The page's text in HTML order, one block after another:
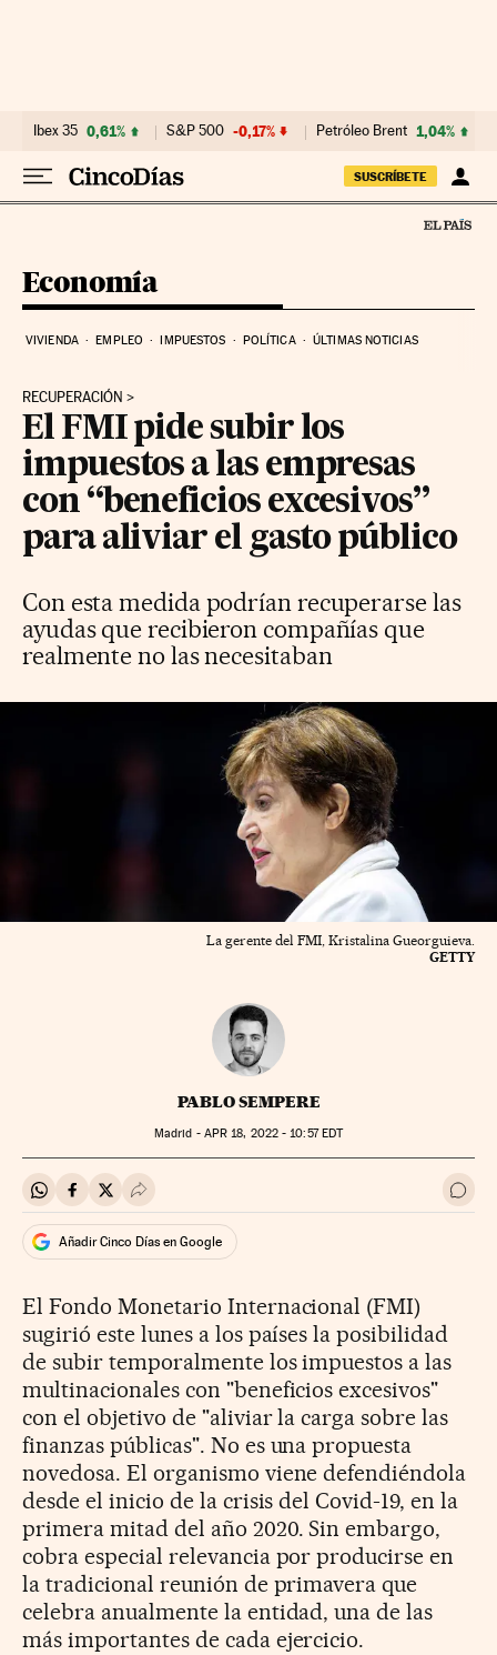
Ibex 35 0,61% S&P 500 -0,17% Petróleo Brent 1,04%
SUSCRÍBETE
Economía
VIVIENDA EMPLEO IMPUESTOS POLÍTICA ÚLTIMAS NOTICIAS
RECUPERACIÓN
El FMI pide subir los
impuestos a las empresas
con “beneficios excesivos”
para aliviar el gasto público
Con esta medida podrían recuperarse las
ayudas que recibieron compañías que
realmente no las necesitaban
La gerente del FMI, Kristalina Gueorguieva.
GETTY
PABLO SEMPERE
Madrid - APR 18, 2022 - 10:57EDT
Compartir en Whatsapp
Compartir en Facebook
Compartir en Twitter
Desplegar Redes Sociales Ir a
Añadir Cinco Días en Google
El Fondo Monetario Internacional (FMI)
sugirió este lunes a los países la posibilidad
de subir temporalmente los impuestos a las
multinacionales con "beneficios excesivos"
con el objetivo de "aliviar la carga sobre las
finanzas públicas". No es una propuesta
novedosa. El organismo viene defendiéndola
desde el inicio de la crisis del Covid-19, en la
primera mitad del año 2020. Sin embargo,
cobra especial relevancia por producirse en
la tradicional reunión de primavera que
celebra anualmente la entidad, una de las
más importantes de cada ejercicio.